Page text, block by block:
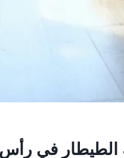
في رأس